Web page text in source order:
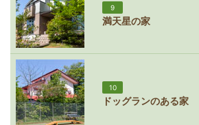
9
満天星の家
10
ドッグランのある家